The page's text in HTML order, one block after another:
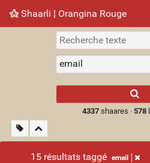
Shaarli ¦ Orangina Rouge
Nuage de tags Mur d'images
4337shaares · 578
15 résultats taggé email